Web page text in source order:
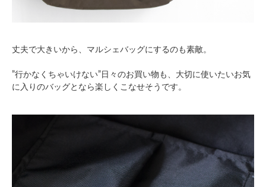
丈夫で大きいから、マルシェバッグにするのも素敵。
”行かなくちゃいけない”日々のお買い物も、大切に使いたいお気
に入りのバッグとなら楽しくこなせそうです。